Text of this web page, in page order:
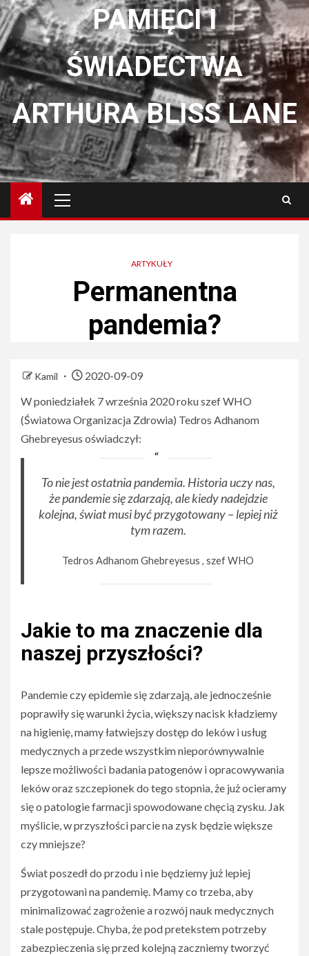
PAMIĘCI I
ŚWIADECTWA
ARTHURA BLISS LANE
główne
ARTYKUŁY
Permanentna
pandemia?
Kamil
2020-09-09
W poniedziałek 7 września 2020 roku szef WHO
(Światowa Organizacja Zdrowia) Tedros Adhanom
Ghebreyesus oświadczył:
To nie jest ostatnia pandemia. Historia uczy nas,
że pandemie się zdarzają, ale kiedy nadejdzie
kolejna, świat musi być przygotowany – lepiej niż
tym razem.
Tedros Adhanom Ghebreyesus , szef WHO
Jakie to ma znaczenie dla
naszej przyszłości?
Pandemie czy epidemie się zdarzają, ale jednocześnie
poprawiły się warunki życia, większy nacisk kładziemy
na higienię, mamy łatwiejszy dostęp do leków i usług
medycznych a przede wszystkim nieporównywalnie
lepsze możliwości badania patogenów i opracowywania
leków oraz szczepionek do tego stopnia, że już ocieramy
się o patologie farmacji spowodowane chęcią zysku. Jak
myślicie, w przyszłości parcie na zysk będzie większe
czy mniejsze?
Świat poszedł do przodu i nie będziemy już lepiej
przygotowani na pandemię. Mamy co trzeba, aby
minimalizować zagrożenie a rozwój nauk medycznych
stale postępuje. Chyba, że pod pretekstem potrzeby
zabezpieczenia się przed kolejną zaczniemy tworzyć